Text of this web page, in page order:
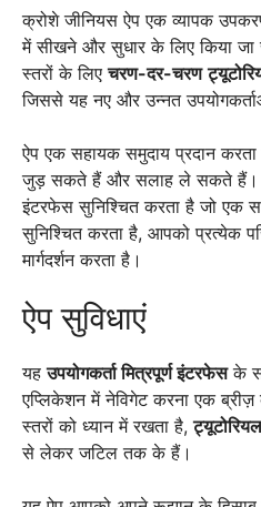
क्रोशे जीनियस ऐप एक व्यापक
में सीखने और सुधार के लिए किया
स्तरों के लिएचरण-दर-चरण
जिससे यह नए और उन्नत
ऐप एक सहायक समुदाय प्रदान
जुड़ सकते हैं और सलाह ले सकते हैं।
इंटरफेस सुनिश्चित करता है जो
सुनिश्चित करता है, आपको प्रत्येक
मार्गदर्शन करता है।
ऐप सुविधाएं
यहउपयोगकर्ता मित्रपूर्ण इंटरफेसके
एप्लिकेशन में नेविगेट करना एक
स्तरों को ध्यान में रखता है,
से लेकर जटिल तक के हैं।